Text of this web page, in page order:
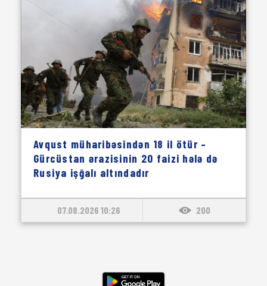
Avqust müharibəsindən 18 il ötür –
Gürcüstan ərazisinin 20 faizi hələ də
Rusiya işğalı altındadır
07.08.2026 10:26 200